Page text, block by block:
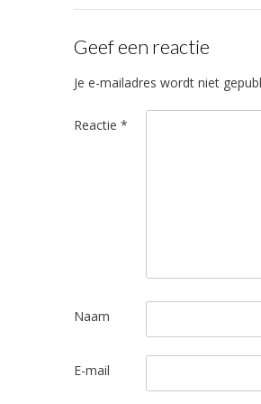
Geef een reactie
Je e-mailadres wordt niet
Reactie *
Naam
E-mail